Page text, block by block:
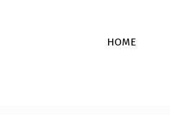
HOME